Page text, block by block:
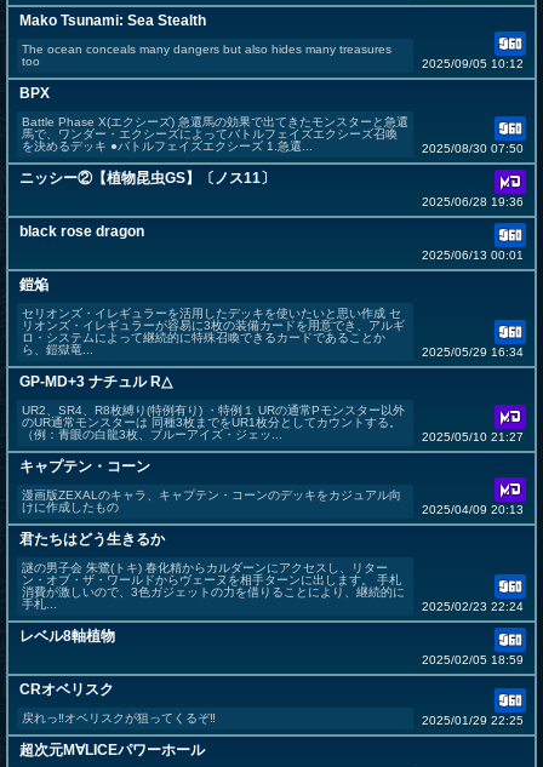
Mako Tsunami: Sea Stealth
The ocean conceals many dangers but also hides many treasures
too
2025/09/05 10:12
BPX
Battle Phase X(エクシーズ) 急還馬の効果で出てきたモンスターと急還
馬で、ワンダー・エクシーズによってバトルフェイズエクシーズ召喚
を決めるデッキ ●バトルフェイズエクシーズ 1.急還...
2025/08/30 07:50
ニッシー②【植物昆虫GS】〔ノス11〕
2025/06/28 19:36
black rose dragon
2025/06/13 00:01
鎧焔
セリオンズ・イレギュラーを活用したデッキを使いたいと思い作成 セ
リオンズ・イレギュラーが容易に3枚の装備カードを用意でき、アルギ
ロ・システムによって継続的に特殊召喚できるカードであることか
ら、鎧獄竜...
2025/05/29 16:34
GP-MD+3 ナチュル R△
UR2、SR4、R8枚縛り(特例有り) ・特例１ URの通常Pモンスター以外
のUR通常モンスターは 同種3枚までをUR1枚分としてカウントする。
（例：青眼の白龍3枚、ブルーアイズ・ジェッ...
2025/05/10 21:27
キャプテン・コーン
漫画版ZEXALのキャラ、キャプテン・コーンのデッキをカジュアル向
けに作成したもの
2025/04/09 20:13
君たちはどう生きるか
謎の男子会 朱鷺(トキ) 春化精からカルダーンにアクセスし、リター
ン・オブ・ザ・ワールドからヴェーヌを相手ターンに出します。 手札
消費が激しいので、3色ガジェットの力を借りることにより、継続的に
手札...
2025/02/23 22:24
レベル8軸植物
2025/02/05 18:59
CRオベリスク
戻れっ‼︎オベリスクが狙ってくるぞ‼︎ 2025/01/29 22:25
超次元M∀LICEパワーホール